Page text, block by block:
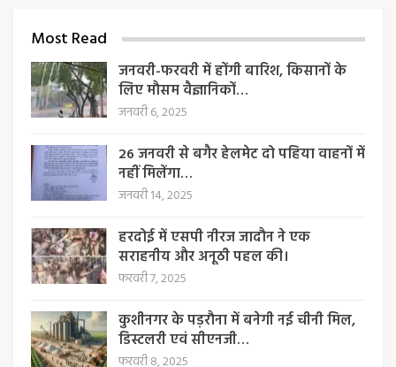
Most Read
जनवरी-फरवरी में होंगी बारिश, किसानों के
लिए मौसम वैज्ञानिकों…
जनवरी 6, 2025
26 जनवरी से बगैर हेलमेट दो पहिया वाहनों में
नहीं मिलेंगा…
जनवरी 14, 2025
हरदोई में एसपी नीरज जादौन ने एक
सराहनीय और अनूठी पहल की।
फरवरी 7, 2025
कुशीनगर के पड़रौना में बनेगी नई चीनी मिल,
डिस्टलरी एवं सीएनजी…
फरवरी 8, 2025